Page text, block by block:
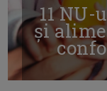
11
și